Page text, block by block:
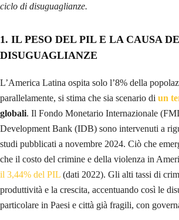
ciclo di disuguaglianze.
1. IL PESO DEL PIL E LA CAUSA
DISUGUAGLIANZE
L’America Latina ospita solo l’8% della
parallelamente, si stima che sia scenario di un
globali. Il Fondo Monetario Internazionale
Development Bank (IDB) sono intervenuti a
studi pubblicati a novembre 2024. Ciò che
che il costo del crimine e della violenza in
il 3,44% del PIL (dati 2022). Gli alti tassi di
produttività e la crescita, accentuando così le
particolare in Paesi e città già fragili, con